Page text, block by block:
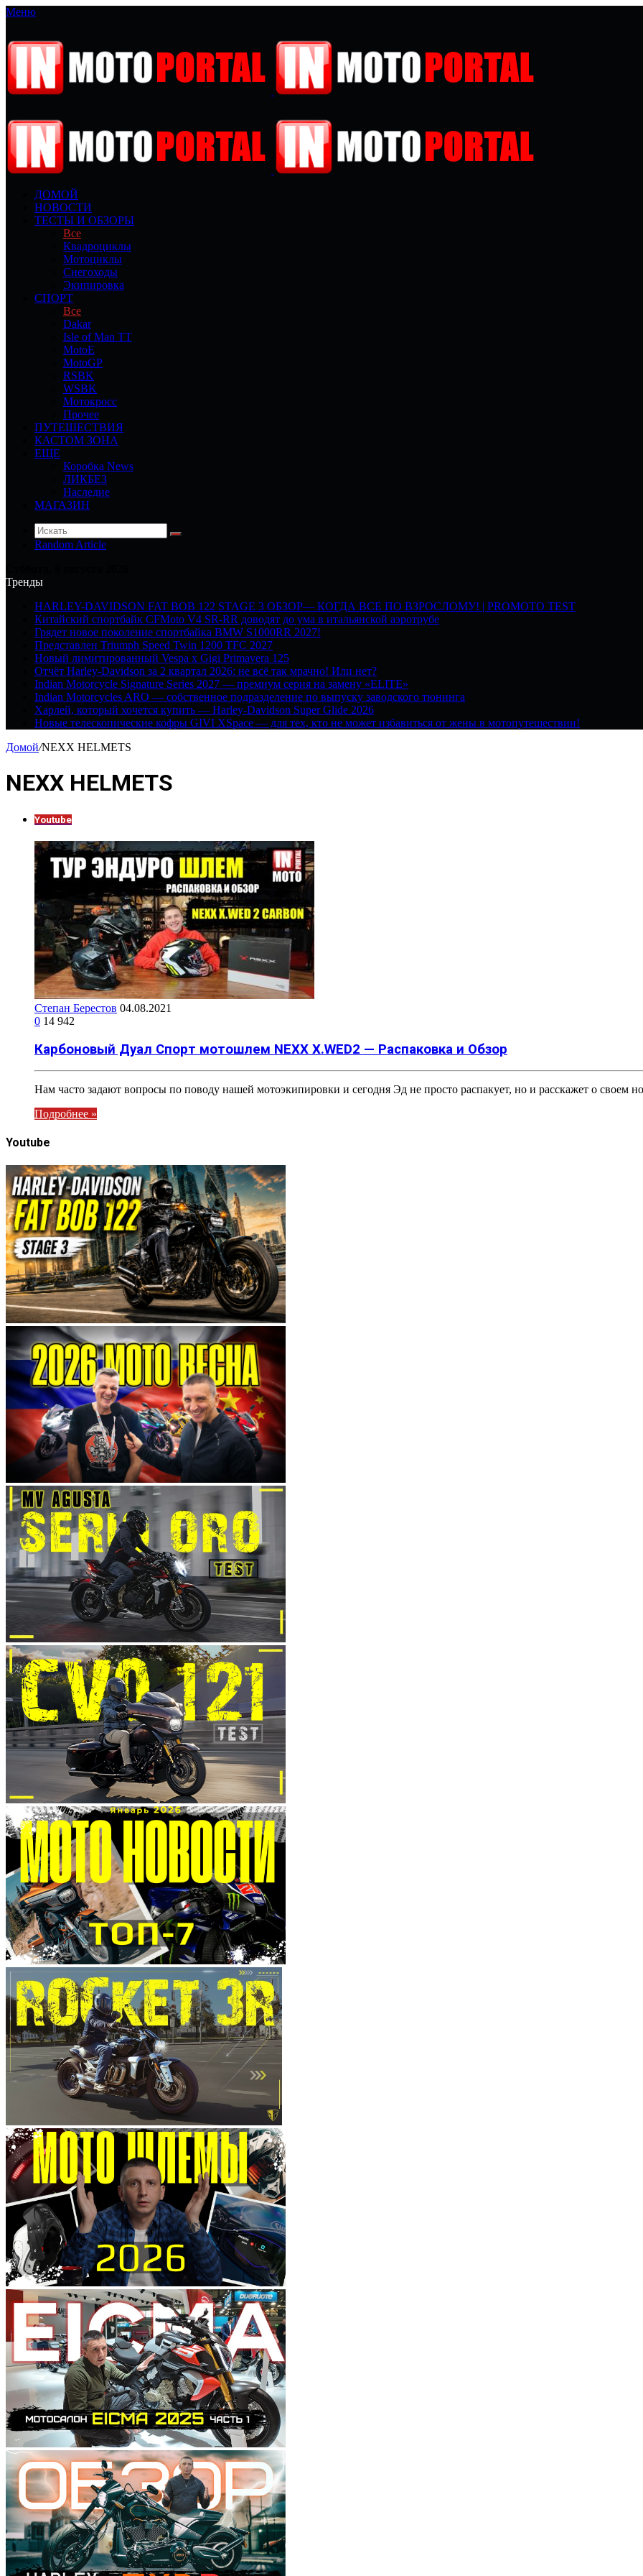
Меню
ДОМОЙ
НОВОСТИ
ТЕСТЫ И ОБЗОРЫ
Все
Квадроциклы
Мотоциклы
Снегоходы
Экипировка
СПОРТ
Все
Dakar
Isle of Man TT
MotoE
MotoGP
RSBK
WSBK
Мотокросс
Прочее
ПУТЕШЕСТВИЯ
КАСТОМ ЗОНА
ЕЩЕ
Коробка News
ЛИКБЕЗ
Наследие
МАГАЗИН
Random Article
Тренды
HARLEY-DAVIDSON FAT BOB 122 STAGE 3 ОБЗОР— КОГДА ВСЕ ПО ВЗРОСЛОМУ! | PROMOTO TEST
Китайский спортбайк CFMoto V4 SR-RR доводят до ума в итальянской аэротрубе
Грядет новое поколение спортбайка BMW S1000RR 2027!
Представлен Triumph Speed Twin 1200 TFC 2027
Новый лимитированный Vespa x Gigi Primavera 125
Отчёт Harley-Davidson за 2 квартал 2026: не всё так мрачно! Или нет?
Indian Motorcycle Signature Series 2027 — премиум серия на замену «ELITE»
Indian Motorcycles ARO — собственное подразделение по выпуску заводского тюнинга
Харлей, который хочется купить — Harley-Davidson Super Glide 2026
Новые телескопические кофры GIVI XSpace — для тех, кто не может избавиться от жены в мотопутешествии!
Домой/NEXX HELMETS
NEXX HELMETS
Youtube
Степан Берестов 04.08.2021
0 14 942
Карбоновый Дуал Спорт мотошлем NEXX X.WED2 — Распаковка и Обзор
Нам часто задают вопросы по поводу нашей мотоэкипировки и сегодня Эд не просто распакует, но и расскажет о своем
Подробнее »
Youtube